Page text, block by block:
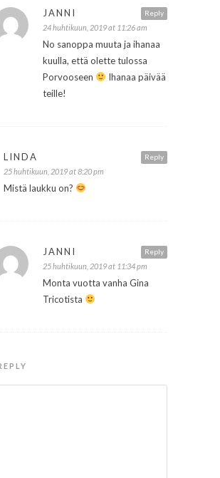
Reply
JANNI
24 huhtikuun, 2019 at 11:26 am
No sanoppa muuta ja ihanaa
kuulla, että olette tulossa
Porvooseen
Ihanaa päivää
teille!
Reply
LINDA
25 huhtikuun, 2019 at 8:20 pm
Mistä laukku on?
Reply
JANNI
25 huhtikuun, 2019 at 11:34 pm
Monta vuotta vanha Gina
Tricotista